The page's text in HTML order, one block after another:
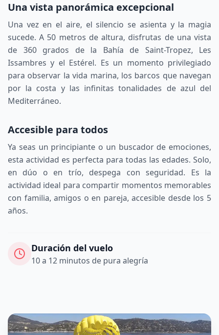
Una vista panorámica excepcional
Una vez en el aire, el silencio se asienta y la magia
sucede. A 50 metros de altura, disfrutas de una vista
de 360 grados de la Bahía de Saint-Tropez, Les
Issambres y el Estérel. Es un momento privilegiado
para observar la vida marina, los barcos que navegan
por la costa y las infinitas tonalidades de azul del
Mediterráneo.
Accesible para todos
Ya seas un principiante o un buscador de emociones,
esta actividad es perfecta para todas las edades. Solo,
en dúo o en trío, despega con seguridad. Es la
actividad ideal para compartir momentos memorables
con familia, amigos o en pareja, accesible desde los 5
años.
Duración del vuelo
10 a 12 minutos de pura alegría